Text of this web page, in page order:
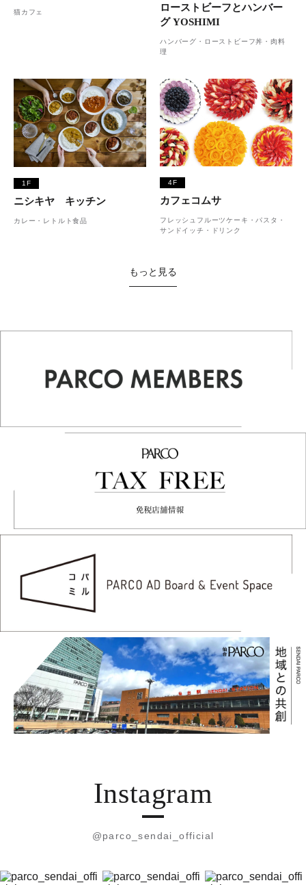
猫カフェ
ローストビーフとハンバー
グ YOSHIMI
ハンバーグ・ローストビーフ丼・肉料
理
1F
ニシキヤ キッチン
カレー・レトルト食品
4F
カフェコムサ
フレッシュフルーツケーキ・パスタ・
サンドイッチ・ドリンク
もっと見る
Instagram
@parco_sendai_official